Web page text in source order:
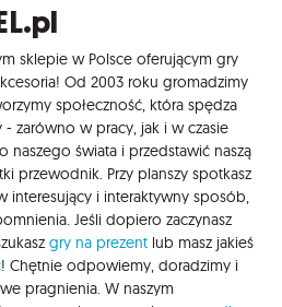
sklepie w Polsce oferującym gry
Od 2003 roku gromadzimy
społeczność, która spędza
zarówno w pracy, jak i w czasie
naszego świata i przedstawić naszą
przewodnik. Przy planszy spotkasz
interesujący i interaktywny sposób,
Jeśli dopiero zaczynasz
gry na prezent lub masz jakieś
! Chętnie odpowiemy, doradzimy i
pragnienia. W naszym